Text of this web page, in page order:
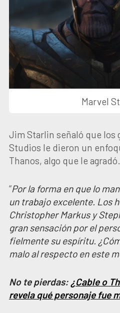
Marvel
Jim Starlin señaló que los
Studios le dieron un
Thanos, algo que le agradó.
“Por la forma en que lo
un trabajo excelente. Los
Christopher Markus y
gran sensación por el
fielmente su espíritu.
malo al respecto en este
No te pierdas: ¿Cable o
revela qué personaje fue